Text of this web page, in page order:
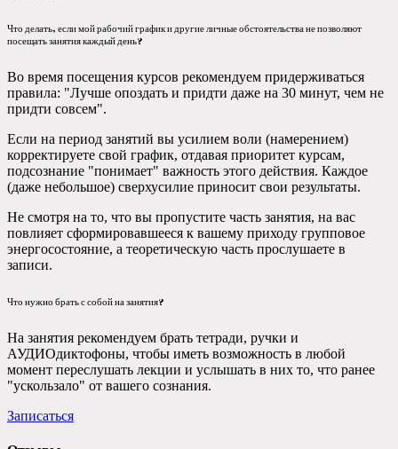
Что делать, если мой рабочий график и другие личные обстоятельства не позволяют
посещать занятия каждый день?
Во время посещения курсов рекомендуем придерживаться
правила: "Лучше опоздать и придти даже на 30 минут, чем не
придти совсем".
Если на период занятий вы усилием воли (намерением)
корректируете свой график, отдавая приоритет курсам,
подсознание "понимает" важность этого действия. Каждое
(даже небольшое) сверхусилие приносит свои результаты.
Не смотря на то, что вы пропустите часть занятия, на вас
повлияет сформировавшееся к вашему приходу групповое
энергосостояние, а теоретическую часть прослушаете в
записи.
Что нужно брать с собой на занятия?
На занятия рекомендуем брать тетради, ручки и
АУДИОдиктофоны, чтобы иметь возможность в любой
момент переслушать лекции и услышать в них то, что ранее
"ускользало" от вашего сознания.
Записаться